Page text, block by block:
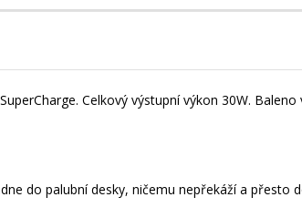
Celkový výstupní výkon 30W. Baleno
do palubní desky, ničemu nepřekáží a přesto